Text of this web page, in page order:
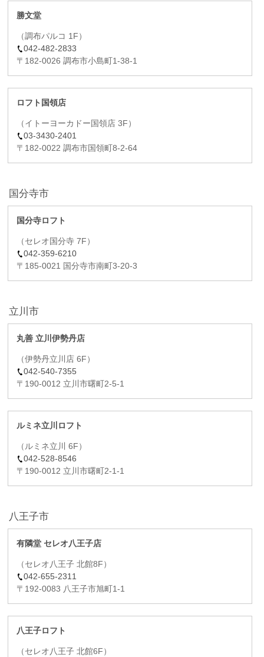
勝文堂
（調布パルコ 1F）
042-482-2833
〒182-0026 調布市小島町1-38-1
ロフト国領店
（イトーヨーカドー国領店 3F）
03-3430-2401
〒182-0022 調布市国領町8-2-64
国分寺市
国分寺ロフト
（セレオ国分寺 7F）
042-359-6210
〒185-0021 国分寺市南町3-20-3
立川市
丸善 立川伊勢丹店
（伊勢丹立川店 6F）
042-540-7355
〒190-0012 立川市曙町2-5-1
ルミネ立川ロフト
（ルミネ立川 6F）
042-528-8546
〒190-0012 立川市曙町2-1-1
八王子市
有隣堂 セレオ八王子店
（セレオ八王子 北館8F）
042-655-2311
〒192-0083 八王子市旭町1-1
八王子ロフト
（セレオ八王子 北館6F）